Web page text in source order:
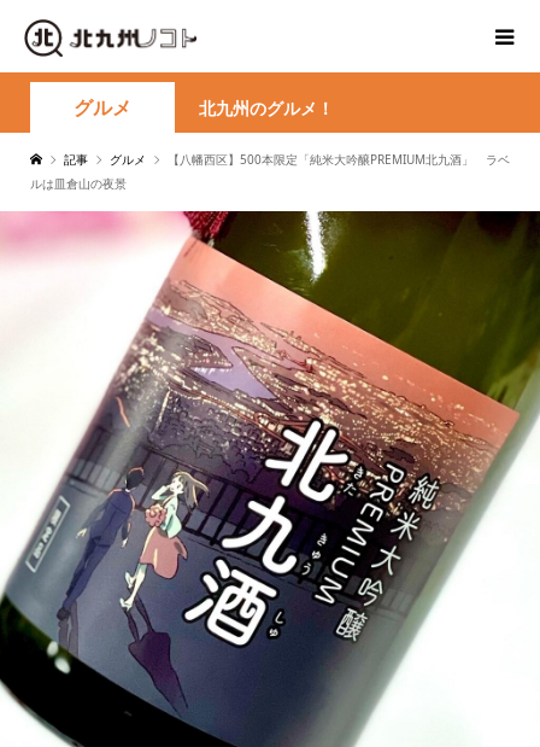
グルメ 北九州のグルメ！
記事 グルメ
【八幡西区】500本限定「純米大吟醸PREMIUM北九酒」 ラベ
ルは皿倉山の夜景